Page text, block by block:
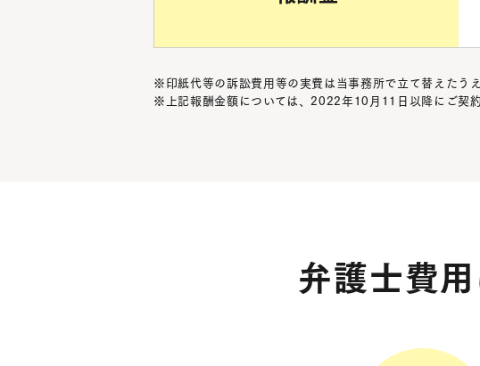
※印紙代等の訴訟費用等の実費は当事務所で立て替えたう
※上記報酬金額については、2022年10月11日以降にご契約
弁護士費